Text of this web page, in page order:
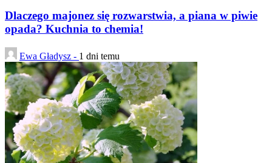
Dlaczego majonez się rozwarstwia, a piana w piwie
opada? Kuchnia to chemia!
Ewa Gładysz - 1 dni temu